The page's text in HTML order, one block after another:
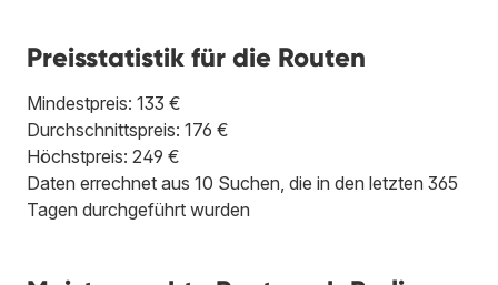
Preisstatistik für die Routen
Mindestpreis: 133 €
Durchschnittspreis: 176 €
Höchstpreis: 249 €
Daten errechnet aus 10 Suchen, die in den letzten 365
Tagen durchgeführt wurden